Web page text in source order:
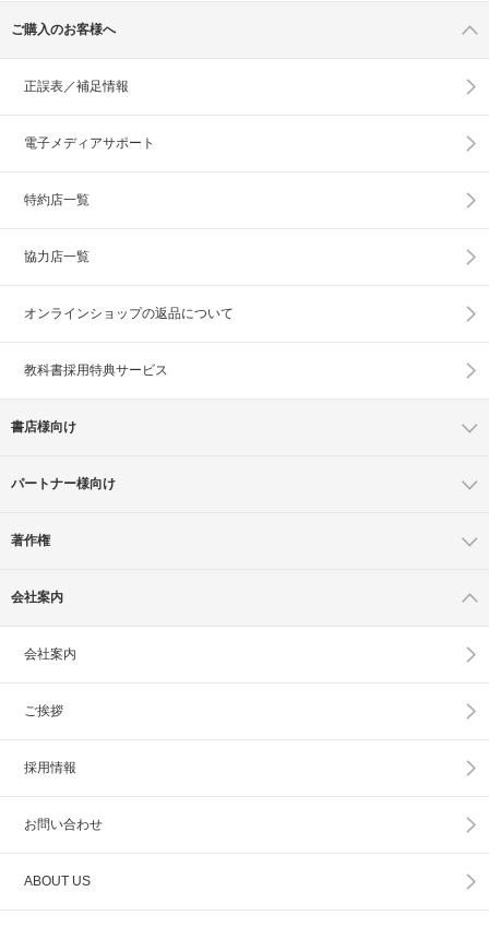
ご購入のお客様へ
正誤表／補足情報
電子メディアサポート
特約店一覧
協力店一覧
オンラインショップの返品について
教科書採用特典サービス
書店様向け
パートナー様向け
著作権
会社案内
会社案内
ご挨拶
採用情報
お問い合わせ
ABOUT US